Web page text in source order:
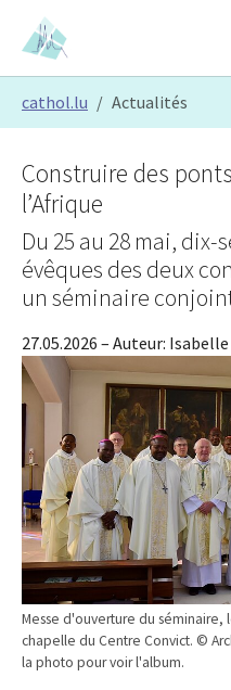
Skip to main content
Skip to page footer
cathol.lu Actualités
Messe d'ouverture du séminaire,
chapelle du Centre Convict. ©
la photo pour voir l'album.
Construire des
l’Afrique
Du 25 au 28 mai,
évêques des deux
un séminaire conjoint
27.05.2026 – Auteur: